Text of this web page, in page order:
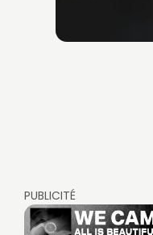
PUBLICITÉ